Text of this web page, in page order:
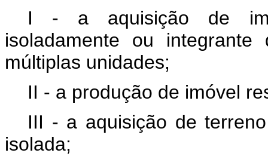
I - a aquisição de
isoladamente ou integrante
múltiplas unidades;
II - a produção de imóvel
III - a aquisição de
isolada;